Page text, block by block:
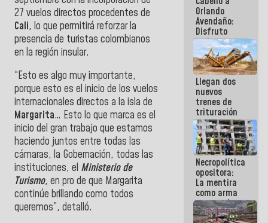
27 vuelos directos procedentes de
Cali, lo que permitirá reforzar la
presencia de turistas colombianos
en la región insular.
“Esto es algo muy importante,
porque esto es el inicio de los vuelos
internacionales directos a la isla de
Margarita… Esto lo que marca es el
inicio del gran trabajo que estamos
haciendo juntos entre todas las
cámaras, la Gobernación, todas las
instituciones, el Ministerio de
Turismo, en pro de que Margarita
continúe brillando como todos
queremos”, detalló.
Orlando
Avendaño:
Disfruto
cada vez
que escribes
porque lo
que haces
es
embarrarla
Llegan dos
nuevos
trenes de
trituración
para
optimizar
manejo de
escombros
en La Guaira
Necropolítica
opositora:
La mentira
como arma
contra el
Pueblo